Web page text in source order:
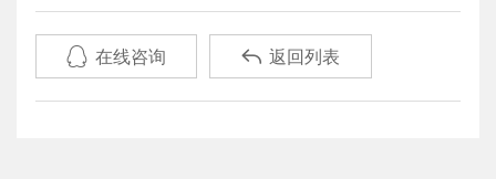
 在线咨询  返回列表